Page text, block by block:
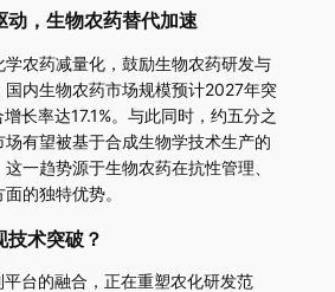
动，生物农药替代加速
学农药减量化，鼓励生物农药研发与
国内生物农药市场规模预计2027年突
长率达17.1%。与此同时，约五分之
有望被基于合成生物学技术生产的
一趋势源于生物农药在抗性管理、
的独特优势。
术突破？
台的融合，正在重塑农化研发范